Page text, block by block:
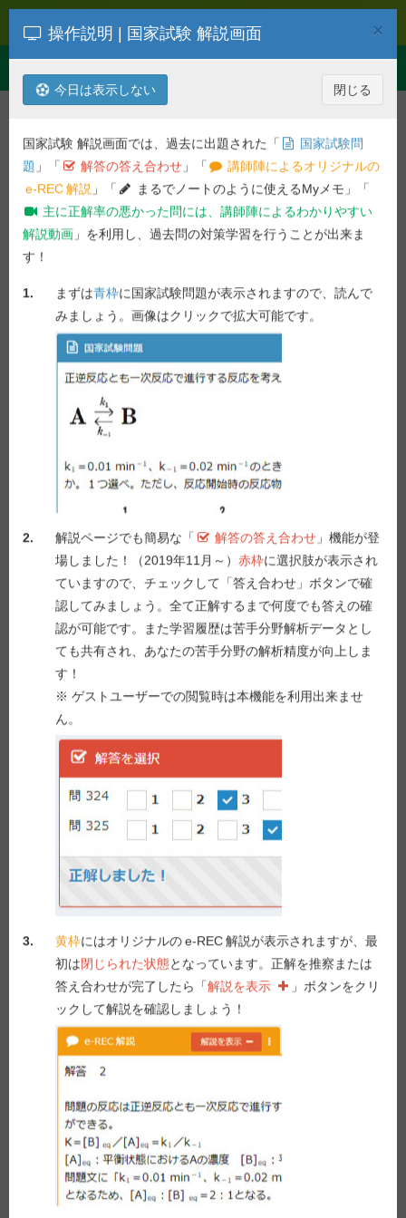
×
操作説明 | 国家試験 解説画面
今日は表示しない 閉じる
国家試験 解説画面では、過去に出題された「
国家試験問
題 」「 解答の答え合わせ 」「
講師陣によるオリジナルの
e-REC解説 」「
まるでノートのように使えるMyメモ」「
主に正解率の悪かった問には、講師陣によるわかりやすい
解説動画 」を利用し、過去問の対策学習を行うことが出来ま
す！
1. まずは青枠に国家試験問題が表示されますので、読んで
みましょう。画像はクリックで拡大可能です。
2. 解説ページでも簡易な「 解答の答え合わせ 」機能が登
場しました！（2019年11月～） 赤枠に選択肢が表示され
ていますので、チェックして「答え合わせ」ボタンで確
認してみましょう。全て正解するまで何度でも答えの確
認が可能です。また学習履歴は苦手分野解析データとし
ても共有され、あなたの苦手分野の解析精度が向上しま
す！
※ ゲストユーザーでの閲覧時は本機能を利用出来ませ
ん。
3. 黄枠にはオリジナルのe-REC解説が表示されますが、最
初は閉じられた状態となっています。正解を推察または
答え合わせが完了したら「解説を表示
」ボタンをクリ
ックして解説を確認しましょう！
e-REC
navigation
令和04年度 第107回 薬剤師国家試
験問題
必須問題 - 問 45
前の問へ
未ブックマーク 問 45 正答率 :82.7%
国家試験問題
体内動態が1−コンパートメントモデルに従う薬物800
mgをヒトに単回静脈内投与したところ、投与直後の血
中濃度は40µg/mL、投与6時間後の血中濃度は5
であった。この薬物の消失速度定数（h
値はどれか。１つ選べ。ただし、ln2＝0.69とする。
１ 0.12
２ 0.23
３ 0.35
４ 0.69
５ 2.0
解答を選択
問 45
e-REC解説
解説動画作成を要望！